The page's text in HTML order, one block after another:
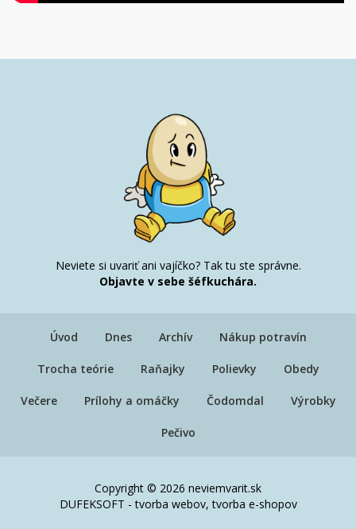
Neviete si uvariť ani vajíčko? Tak tu ste správne.
Objavte v sebe šéfkuchára.
Úvod Dnes Archív Nákup potravín
Trocha teórie Raňajky Polievky Obedy
Večere Prílohy a omáčky Čodomdal Výrobky
Pečivo
Copyright © 2026 neviemvarit.sk
DUFEKSOFT -tvorba webov,tvorba e-shopov